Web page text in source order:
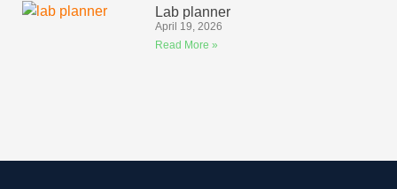
Lab planner
April 19, 2026
Read More »